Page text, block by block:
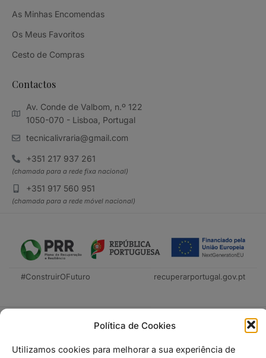
Política de Cookies
Utilizamos cookies para melhorar a sua experiência de
As Minhas Encomendas
Os Meus Favoritos
Cesto de Compras
Contactos
Av. Conde de Valbom, n.º 122
1050-070 - Lisboa, Portugal
tecnicalivraria@gmail.com
+351 217 937 261
(chamada para a rede fixa nacional)
+351 917 560 951
(chamada para a rede móvel nacional)
#ConstruirOFuturo recuperarportugal.gov.pt